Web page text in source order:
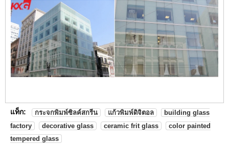
แท็ก: กระจกพิมพ์ซิลค์สกรีน แก้วพิมพ์ดิจิตอล
building glass
factory
decorative glass ceramic frit glass
color painted
tempered glass